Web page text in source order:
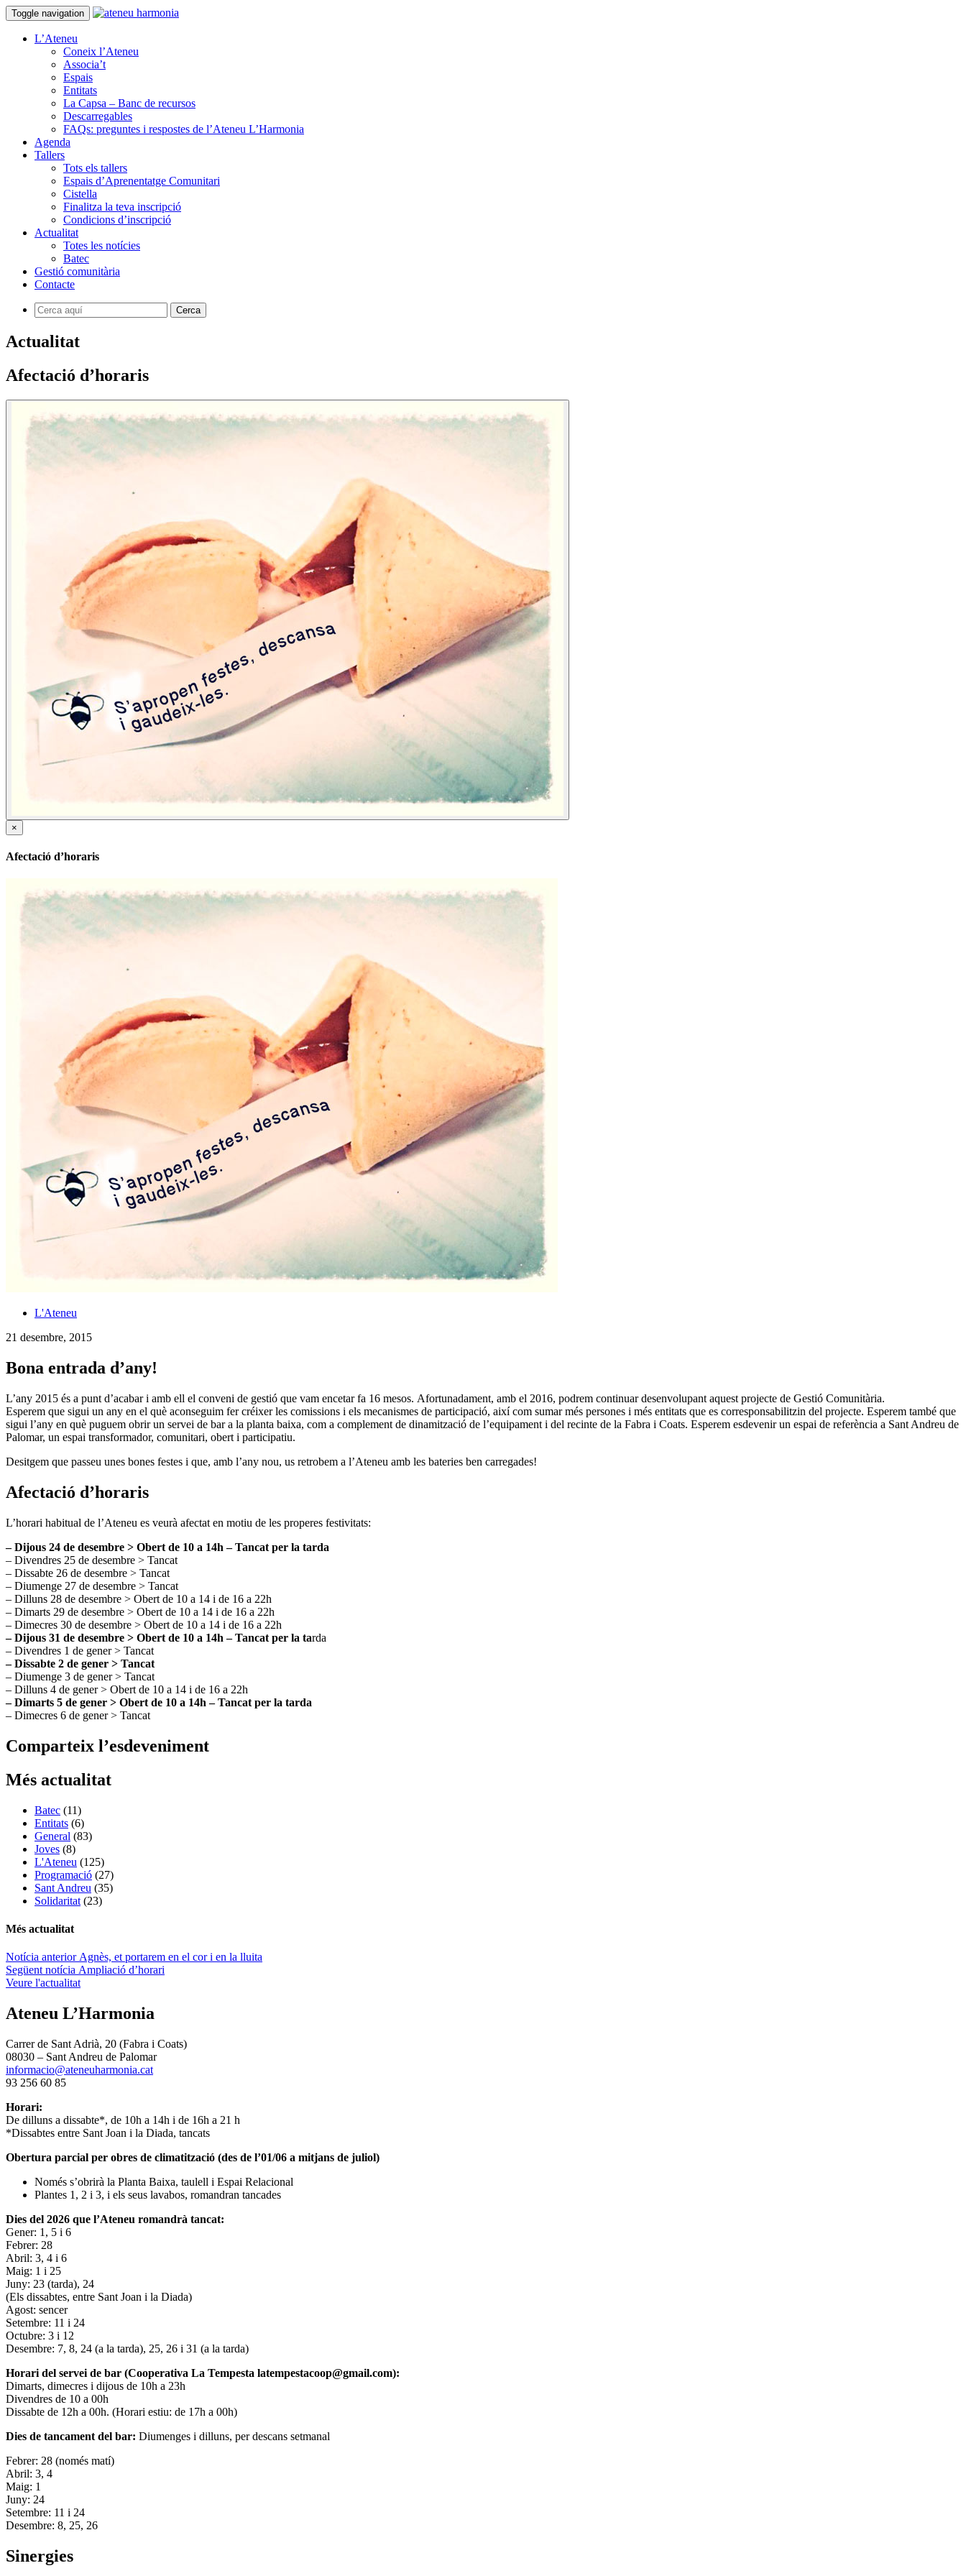
Toggle navigation
L’Ateneu
Coneix l’Ateneu
Associa’t
Espais
Entitats
La Capsa – Banc de recursos
Descarregables
FAQs: preguntes i respostes de l’Ateneu L’Harmonia
Agenda
Tallers
Tots els tallers
Espais d’Aprenentatge Comunitari
Cistella
Finalitza la teva inscripció
Condicions d’inscripció
Actualitat
Totes les notícies
Batec
Gestió comunitària
Contacte
Actualitat
Afectació d’horaris
×
Afectació d’horaris
L'Ateneu
21 desembre, 2015
Bona entrada d’any!
L’any 2015 és a punt d’acabar i amb ell el conveni de gestió que vam encetar fa 16 mesos. Afortunadament, amb el 2016, podrem continuar desenvolupant aquest projecte de Gestió Comunitària.
Esperem que sigui un any en el què aconseguim fer créixer les comissions i els mecanismes de participació, així com sumar més persones i més entitats que es corresponsabilitzin del projecte. Esperem també que
sigui l’any en què puguem obrir un servei de bar a la planta baixa, com a complement de dinamització de l’equipament i del recinte de la Fabra i Coats. Esperem esdevenir un espai de referència a Sant Andreu de
Palomar, un espai transformador, comunitari, obert i participatiu.
Desitgem que passeu unes bones festes i que, amb l’any nou, us retrobem a l’Ateneu amb les bateries ben carregades!
Afectació d’horaris
L’horari habitual de l’Ateneu es veurà afectat en motiu de les properes festivitats:
– Dijous 24 de desembre > Obert de 10 a 14h – Tancat per la tarda
– Divendres 25 de desembre > Tancat
– Dissabte 26 de desembre > Tancat
– Diumenge 27 de desembre > Tancat
– Dilluns 28 de desembre > Obert de 10 a 14 i de 16 a 22h
– Dimarts 29 de desembre > Obert de 10 a 14 i de 16 a 22h
– Dimecres 30 de desembre > Obert de 10 a 14 i de 16 a 22h
– Dijous 31 de desembre > Obert de 10 a 14h – Tancat per la tarda
– Divendres 1 de gener > Tancat
– Dissabte 2 de gener > Tancat
– Diumenge 3 de gener > Tancat
– Dilluns 4 de gener > Obert de 10 a 14 i de 16 a 22h
– Dimarts 5 de gener > Obert de 10 a 14h – Tancat per la tarda
– Dimecres 6 de gener > Tancat
Comparteix l’esdeveniment
Més actualitat
Batec (11)
Entitats (6)
General (83)
Joves (8)
L'Ateneu (125)
Programació (27)
Sant Andreu (35)
Solidaritat (23)
Més actualitat
Navegació
d'entrades
Notícia anterior Agnès, et portarem en el cor i en la lluita
Següent notícia Ampliació d’horari
Veure l'actualitat
Ateneu L’Harmonia
Carrer de Sant Adrià, 20 (Fabra i Coats)
08030 – Sant Andreu de Palomar
informacio@ateneuharmonia.cat
93 256 60 85
Horari:
De dilluns a dissabte*, de 10h a 14h i de 16h a 21 h
*Dissabtes entre Sant Joan i la Diada, tancats
Obertura parcial per obres de climatització (des de l’01/06 a mitjans de juliol)
Només s’obrirà la Planta Baixa, taulell i Espai Relacional
Plantes 1, 2 i 3, i els seus lavabos, romandran tancades
Dies del 2026 que l’Ateneu romandrà tancat:
Gener: 1, 5 i 6
Febrer: 28
Abril: 3, 4 i 6
Maig: 1 i 25
Juny: 23 (tarda), 24
(Els dissabtes, entre Sant Joan i la Diada)
Agost: sencer
Setembre: 11 i 24
Octubre: 3 i 12
Desembre: 7, 8, 24 (a la tarda), 25, 26 i 31 (a la tarda)
Horari del servei de bar (Cooperativa La Tempesta latempestacoop@gmail.com):
Dimarts, dimecres i dijous de 10h a 23h
Divendres de 10 a 00h
Dissabte de 12h a 00h. (Horari estiu: de 17h a 00h)
Dies de tancament del bar: Diumenges i dilluns, per descans setmanal
Febrer: 28 (només matí)
Abril: 3, 4
Maig: 1
Juny: 24
Setembre: 11 i 24
Desembre: 8, 25, 26
Sinergies